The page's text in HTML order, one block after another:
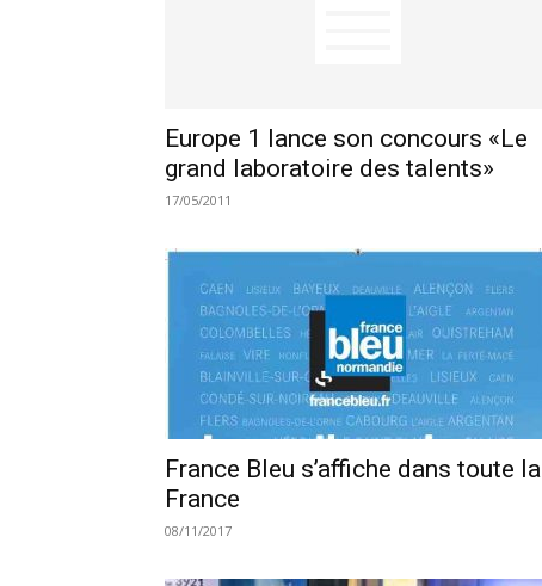
Europe 1 lance son concours «Le
grand laboratoire des talents»
17/05/2011
France Bleu s’affiche dans toute la
France
08/11/2017